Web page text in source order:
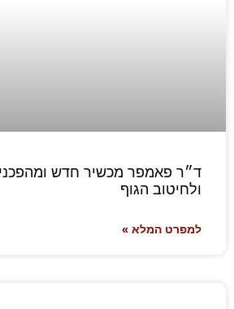
ד״ר פאמפר מכשיר חדש ומהפכני
ולחיטוב הגוף
למפרט המלא »